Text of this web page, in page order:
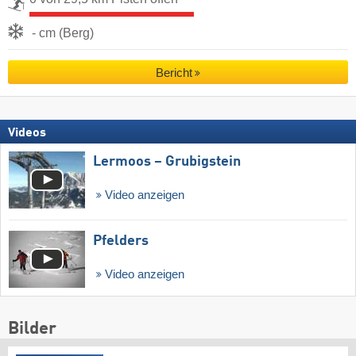
- cm (Berg)
Bericht
Videos
Lermoos – Grubigstein
Video anzeigen
Pfelders
Video anzeigen
Bilder